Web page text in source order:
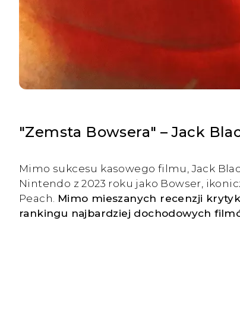
"Zemsta Bowsera" – Jack
Mimo sukcesu kasowego filmu, Jack
Nintendo z 2023 roku jako Bowser,
Peach. Mimo mieszanych recenzji
rankingu najbardziej dochodowych